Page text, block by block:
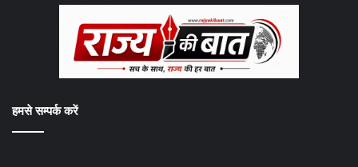
हमसे सम्पर्क करें